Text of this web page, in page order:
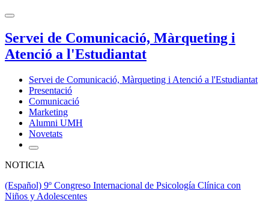
Servei de Comunicació, Màrqueting i
Atenció a l'Estudiantat
Servei de Comunicació, Màrqueting i Atenció a l'Estudiantat
Presentació
Comunicació
Marketing
Alumni UMH
Novetats
NOTICIA
(Español) 9º Congreso Internacional de Psicología Clínica con
Niños y Adolescentes